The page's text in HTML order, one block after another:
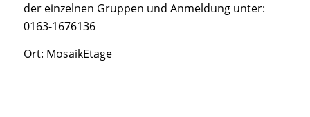
der einzelnen Gruppen und Anmeldung unter:
0163-1676136
Ort: MosaikEtage